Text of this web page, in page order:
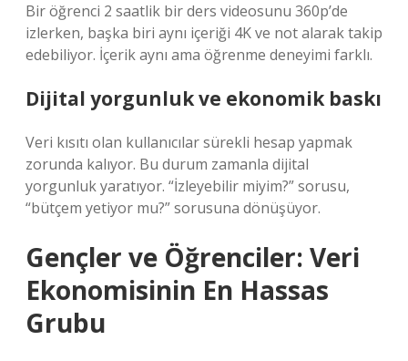
Bir öğrenci 2 saatlik bir ders videosunu 360p’de
izlerken, başka biri aynı içeriği 4K ve not alarak takip
edebiliyor. İçerik aynı ama öğrenme deneyimi farklı.
Dijital yorgunluk ve ekonomik baskı
Veri kısıtı olan kullanıcılar sürekli hesap yapmak
zorunda kalıyor. Bu durum zamanla dijital
yorgunluk yaratıyor. “İzleyebilir miyim?” sorusu,
“bütçem yetiyor mu?” sorusuna dönüşüyor.
Gençler ve Öğrenciler: Veri
Ekonomisinin En Hassas
Grubu